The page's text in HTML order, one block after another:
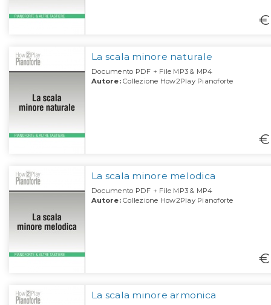
€
La scala minore naturale
Documento PDF + File MP3 & MP4
Autore:Collezione How2Play Pianoforte
€
La scala minore melodica
Documento PDF + File MP3 & MP4
Autore:Collezione How2Play Pianoforte
€
La scala minore armonica